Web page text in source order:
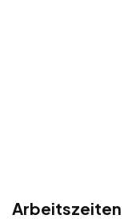
Arbeitszeiten